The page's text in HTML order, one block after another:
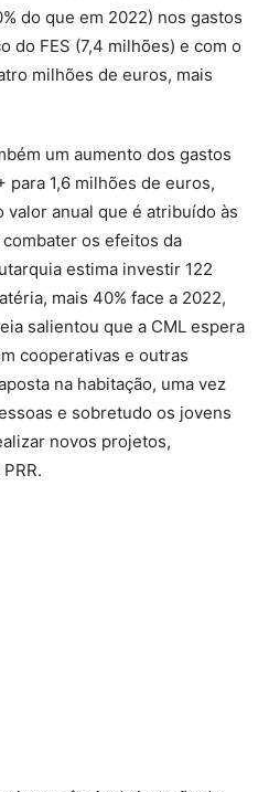
do que em 2022) nos gastos
do FES (7,4 milhões) e com o
milhões de euros, mais
um aumento dos gastos
para 1,6 milhões de euros,
anual que é atribuído às
os efeitos da
estima investir 122
mais 40% face a 2022,
salientou que a CML espera
cooperativas e outras
na habitação, uma vez
e sobretudo os jovens
novos projetos,